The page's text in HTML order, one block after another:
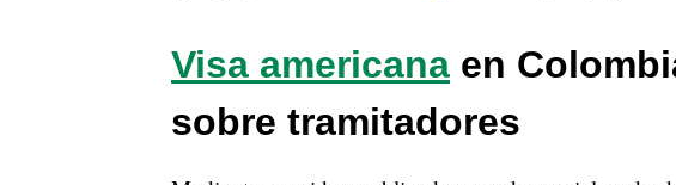
Visa americana en
sobre tramitadores